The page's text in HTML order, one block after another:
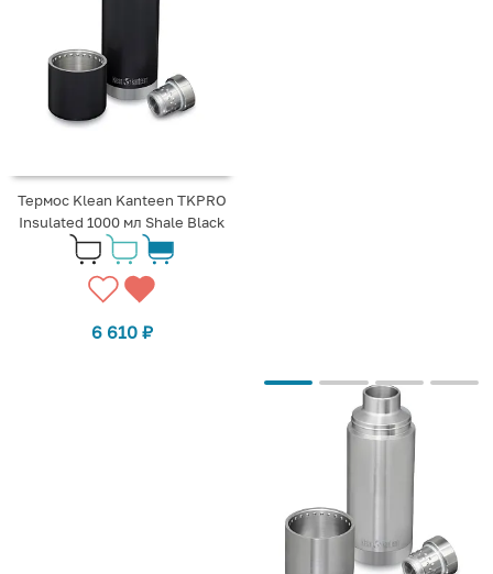
Термос Klean Kanteen TKPRO
Insulated 1000 мл Shale Black
6 610 ₽